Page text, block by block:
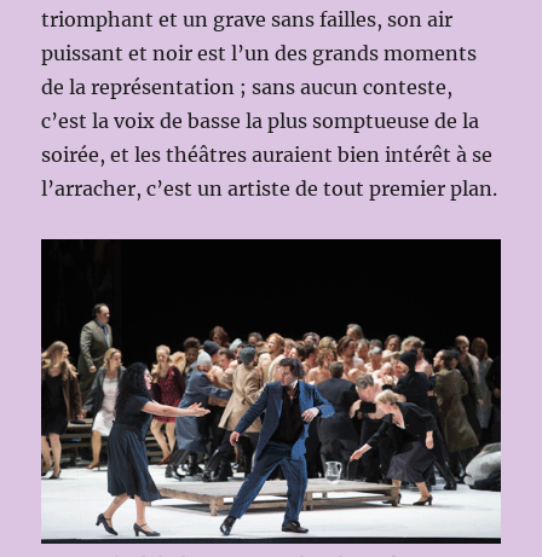
triomphant et un grave sans failles, son air
puissant et noir est l’un des grands moments
de la représentation ; sans aucun conteste,
c’est la voix de basse la plus somptueuse de la
soirée, et les théâtres auraient bien intérêt à se
l’arracher, c’est un artiste de tout premier plan.